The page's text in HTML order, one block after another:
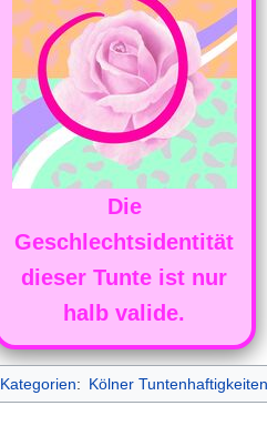
Die
Geschlechtsidentität
dieser Tunte ist nur
halb valide.
Kategorien: Kölner